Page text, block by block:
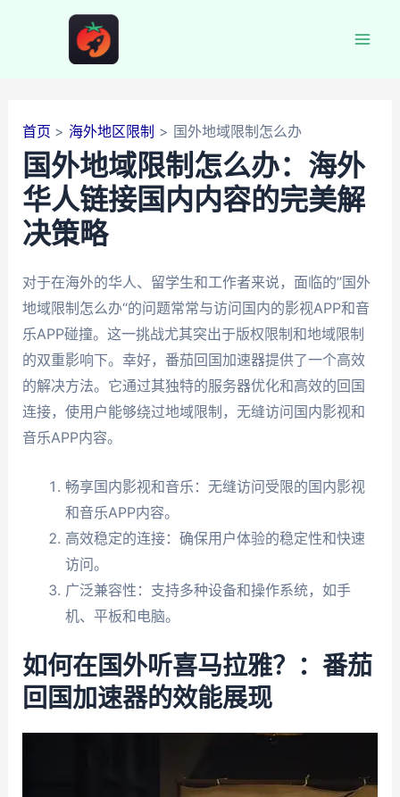
首页 海外地区限制 国外地域限制怎么办
国外地域限制怎么办：海外
华人链接国内内容的完美解
决策略
对于在海外的华人、留学生和工作者来说，面临的”国外
地域限制怎么办“的问题常常与访问国内的影视APP和音
乐APP碰撞。这一挑战尤其突出于版权限制和地域限制
的双重影响下。幸好，番茄回国加速器提供了一个高效
的解决方法。它通过其独特的服务器优化和高效的回国
连接，使用户能够绕过地域限制，无缝访问国内影视和
音乐APP内容。
畅享国内影视和音乐：无缝访问受限的国内影视
和音乐APP内容。
高效稳定的连接：确保用户体验的稳定性和快速
访问。
广泛兼容性：支持多种设备和操作系统，如手
机、平板和电脑。
如何在国外听喜马拉雅？：番茄
回国加速器的效能展现